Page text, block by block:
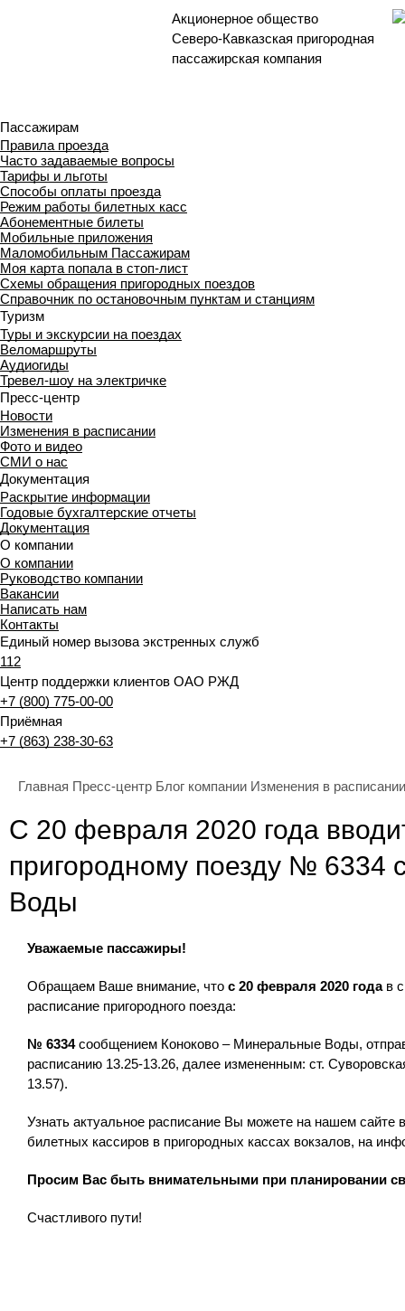
Акционерное общество
Северо-Кавказская пригородная
пассажирская компания
Пассажирам
Правила проезда
Часто задаваемые вопросы
Тарифы и льготы
Способы оплаты проезда
Режим работы билетных касс
Абонементные билеты
Мобильные приложения
Маломобильным Пассажирам
Моя карта попала в стоп-лист
Cхемы обращения пригородных поездов
Справочник по остановочным пунктам и станциям
Туризм
Туры и экскурсии на поездах
Веломаршруты
Аудиогиды
Тревел-шоу на электричке
Пресс-центр
Новости
Изменения в расписании
Фото и видео
СМИ о нас
Документация
Раскрытие информации
Годовые бухгалтерские отчеты
Документация
О компании
О компании
Руководство компании
Вакансии
Написать нам
Контакты
Единый номер вызова экстренных служб
112
Центр поддержки клиентов ОАО РЖД
+7 (800) 775-00-00
Приёмная
+7 (863) 238-30-63
Главная Пресс-центр Блог компании Изменения в расписании
С 20 февраля 2020 года
пригородному поезду №
Воды
Уважаемые пассажиры!
Обращаем Ваше внимание, что с 20 февраля 2020 годав
расписание пригородного поезда:
№ 6334сообщением Коноково – Минеральные Воды,
расписанию 13.25-13.26, далее измененным: ст.
13.57).
Узнать актуальное расписание Вы можете на нашем
билетных кассиров в пригородных кассах вокзалов, на
Просим Вас быть внимательными при планировании
Счастливого пути!